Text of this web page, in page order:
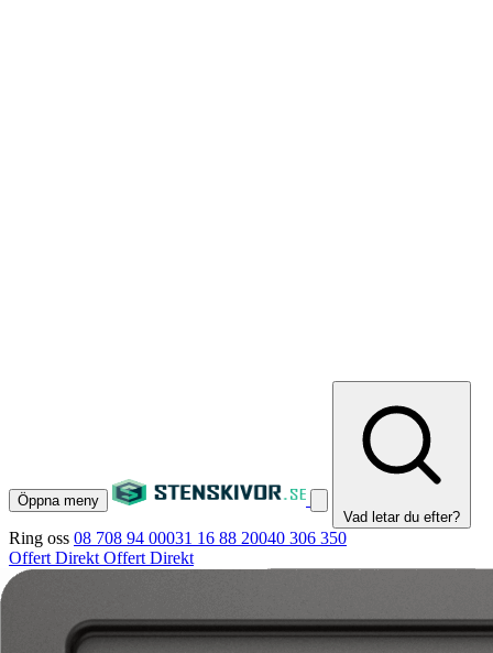
Öppna meny
Vad letar du efter?
Ring oss 08 708 94 00031 16 88 20040 306 350
Offert Direkt Offert Direkt